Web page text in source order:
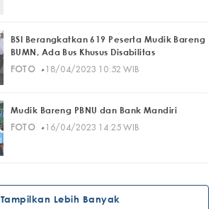
BSI Berangkatkan 619 Peserta Mudik Bareng
BUMN, Ada Bus Khusus Disabilitas
FOTO· 18/04/2023 10:52 WIB
Mudik Bareng PBNU dan Bank Mandiri
FOTO· 16/04/2023 14:25 WIB
Tampilkan Lebih Banyak